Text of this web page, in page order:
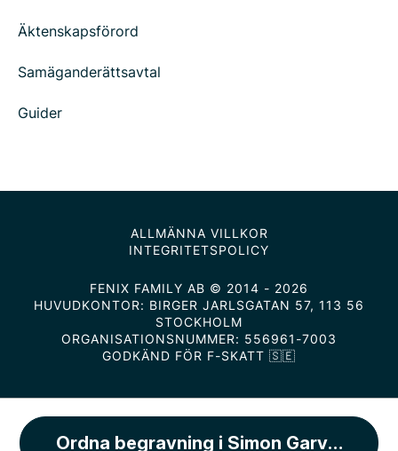
Ordna begravning i Simon Garvares
Äktenskapsförord
Samäganderättsavtal
Guider
ALLMÄNNA VILLKOR
INTEGRITETSPOLICY
FENIX FAMILY AB © 2014 - 2026
HUVUDKONTOR: BIRGER JARLSGATAN 57, 113 56
STOCKHOLM
ORGANISATIONSNUMMER: 556961-7003
GODKÄND FÖR F-SKATT 🇸🇪